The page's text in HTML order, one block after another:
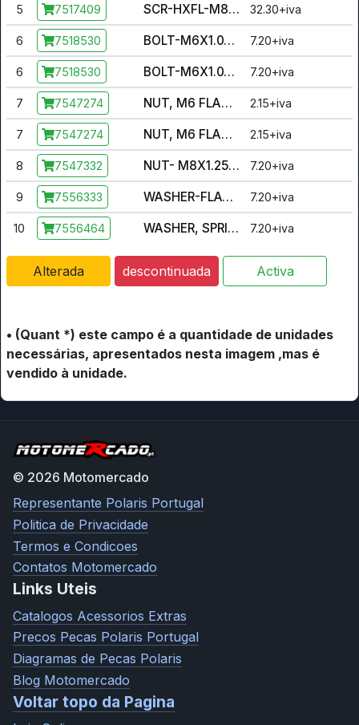
5 7517409 SCR-HXFL-M8X1.25X110 10.9 ZPC 32.30+iva
6 7518530 BOLT-M6X1.0X30,HXHD,FLG,BLK 7.20+iva
6 7518530 BOLT-M6X1.0X30,HXHD,FLG,BLK 7.20+iva
7 7547274 NUT, M6 FLANGE, NYLOC 2.15+iva
7 7547274 NUT, M6 FLANGE, NYLOC 2.15+iva
8 7547332 NUT- M8X1.25, FLG, NYLOC-OLIVE D 7.20+iva
9 7556333 WASHER-FLAT, .531X1.063X.095-Y 7.20+iva
10 7556464 WASHER, SPRING 7.20+iva
Alterada descontinuada Activa
• (Quant *) este campo é a quantidade de unidades
necessárias, apresentados nesta imagem ,mas é
vendido à unidade.
© 2026 Motomercado
Representante Polaris Portugal
Politica de Privacidade
Termos e Condicoes
Contatos Motomercado
Links Uteis
Catalogos Acessorios Extras
Precos Pecas Polaris Portugal
Diagramas de Pecas Polaris
Blog Motomercado
Voltar topo da Pagina